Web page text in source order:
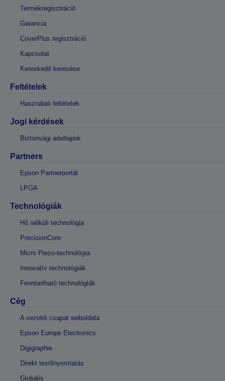
Termékregisztráció
Garancia
CoverPlus regisztráció
Kapcsolat
Kereskedő keresése
Feltételek
Használati feltételek
Jogi kérdések
Biztonsági adatlapok
Partners
Epson Partnerportál
LPGA
Technológiák
Hő nélküli technológia
PrecisionCore
Micro Piezo-technológia
Innovatív technológiák
Fenntartható technológiák
Cég
A vezetői csapat weboldala
Epson Europe Electronics
Digigraphie
Direkt textilnyomtatás
Globális